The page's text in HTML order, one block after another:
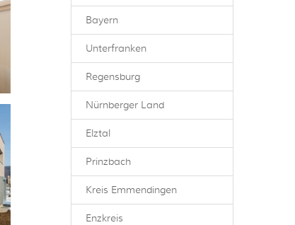
Bayern
Unterfranken
Regensburg
Nürnberger Land
Elztal
Prinzbach
Kreis Emmendingen
Enzkreis